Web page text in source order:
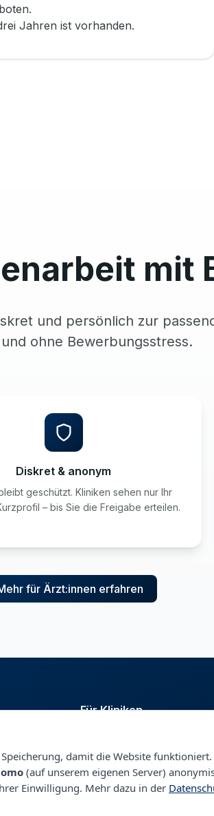
Jahren ist vorhanden.
mit
und persönlich zur
ohne Bewerbungsstress.
Diskret & anonym
geschützt. Kliniken sehen nur Ihr
– bis Sie die Freigabe erteilen.
für Ärzt:innen erfahren
Für Kliniken
Personalberatung &
damit die Website
(auf unserem eigenen Server)
Einwilligung. Mehr dazu in der